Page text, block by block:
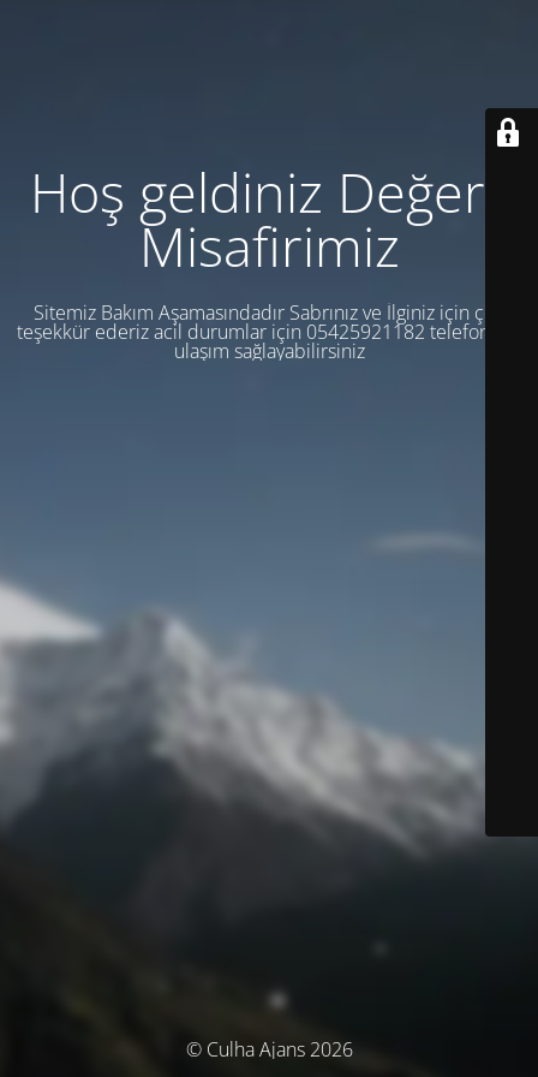
Hoş geldiniz Değerli
Misafirimiz
Sitemiz Bakım Aşamasındadır Sabrınız ve İlginiz için çok
teşekkür ederiz acil durumlar için 05425921182 telefondan
ulaşım sağlayabilirsiniz
© Culha Ajans 2026